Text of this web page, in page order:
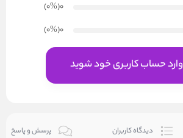
0(۰%
)
0(۰%
)
وارد حساب کاربری خود شوید
دیدگاه کاربران پرسش و پاسخ